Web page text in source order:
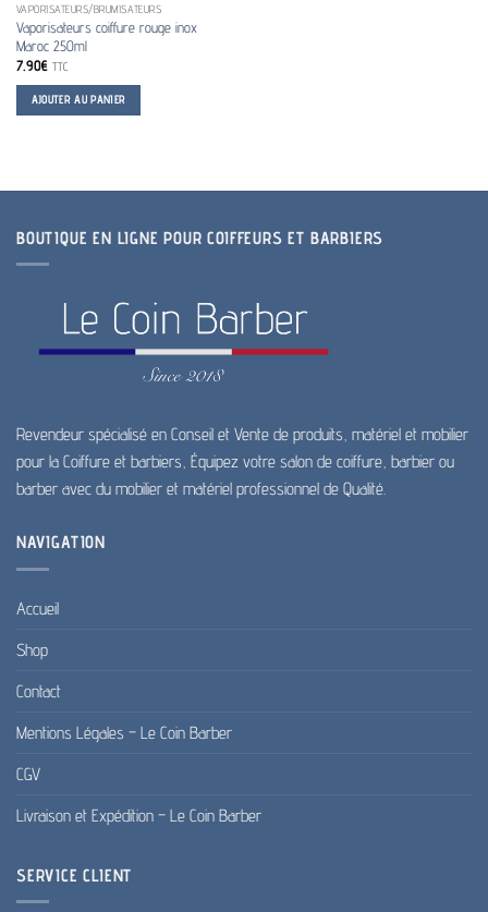
VAPORISATEURS/BRUMISATEURS
Vaporisateurs coiffure rouge inox
Maroc 250ml
7.90€ TTC
AJOUTER AU PANIER
BOUTIQUE EN LIGNE POUR COIFFEURS ET BARBIERS
Revendeur spécialisé en Conseil et Vente de produits, matériel et mobilier
pour la Coiffure et barbiers, Équipez votre salon de coiffure, barbier ou
barber avec du mobilier et matériel professionnel de Qualité.
NAVIGATION
Accueil
Shop
Contact
Mentions Légales – Le Coin Barber
CGV
Livraison et Expédition – Le Coin Barber
SERVICE CLIENT